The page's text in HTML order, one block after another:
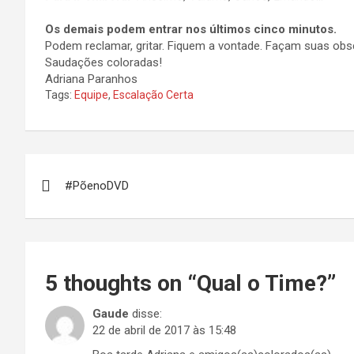
Os demais podem entrar nos últimos cinco minutos.
Podem reclamar, gritar. Fiquem a vontade. Façam suas
Saudações coloradas!
Adriana Paranhos
Tags: Equipe, Escalação Certa
de
#PõenoDVD
5 thoughts on “Qual o Time?”
Gaude disse:
22 de abril de 2017 às 15:48